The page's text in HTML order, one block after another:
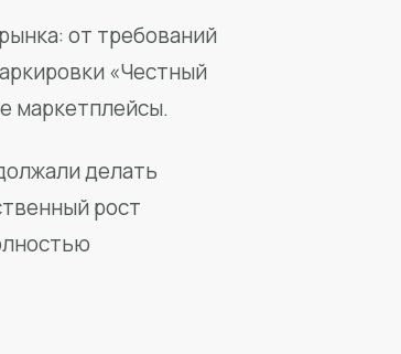
от требований
«Честный
маркетплейсы.
делать
рост